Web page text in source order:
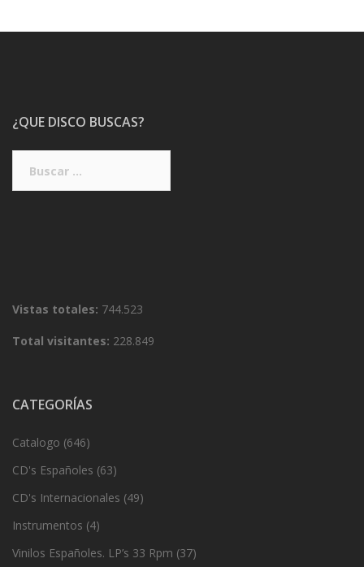
¿QUE DISCO BUSCAS?
Vistas totales: 744.523
Total visitantes: 228.849
CATEGORÍAS
Catalogo (646)
CD's Españoles (63)
CD's Internacionales (49)
Instrumentos (4)
Vinilos Españoles. LP’s 33 Rpm (37)